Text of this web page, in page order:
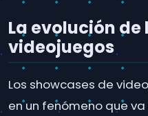
La evolución de
videojuegos
Los showcases de
en un fenómeno que